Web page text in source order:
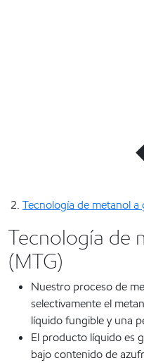
Tecnología de metanol a
Tecnología de
(MTG)
Nuestro proceso de
selectivamente el
líquido fungible y una
El producto líquido es
bajo contenido de